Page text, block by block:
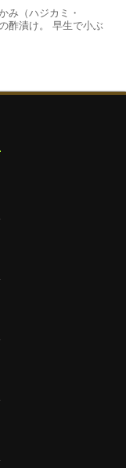
み（ハジカミ・
酢漬け。 早生で小ぶ